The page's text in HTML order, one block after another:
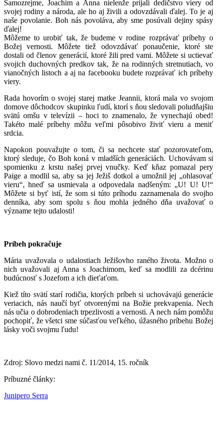
Samozrejme, Joachim a Anna nielenže prijali dedičstvo viery od
svojej rodiny a národa, ale ho aj živili a odovzdávali ďalej. To je aj
naše povolanie. Boh nás povoláva, aby sme posúvali dejiny spásy
ďalej!
Môžeme to urobiť tak, že budeme v rodine rozprávať príbehy o
Božej vernosti. Môžete tiež odovzdávať ponaučenie, ktoré ste
dostali od členov generácií, ktoré žili pred vami. Môžete si uctievať
svojich duchovných predkov tak, že na rodinných stretnutiach, vo
vianočných listoch a aj na facebooku budete rozprávať ich príbehy
viery.
Rada hovorím o svojej starej matke Jeannii, ktorá mala vo svojom
domove dôchodcov skupinku ľudí, ktorí s ňou sledovali poludňajšiu
svätú omšu v televízii – hoci to znamenalo, že vynechajú obed!
Takéto malé príbehy môžu veľmi pôsobivo živiť vieru a meniť
srdcia.
Napokon pouvažujte o tom, či sa nechcete stať pozorovateľom,
ktorý sleduje, čo Boh koná v mladších generáciách. Uchovávam si
spomienku z krstu našej prvej vnučky. Keď kňaz pomazal pery
Paige a modlil sa, aby sa jej Ježiš dotkol a umožnil jej „ohlasovať
vieru“, hneď sa usmievala a odpovedala nadšeným: „U! U! U!“
Môžete si byť istí, že som si túto príhodu zaznamenala do svojho
denníka, aby som spolu s ňou mohla jedného dňa uvažovať o
význame tejto udalosti!
Príbeh pokračuje
Mária uvažovala o udalostiach Ježišovho raného života. Možno o
nich uvažovali aj Anna s Joachimom, keď sa modlili za dcérinu
budúcnosť s Jozefom a ich dieťaťom.
Kiež títo svätí starí rodičia, ktorých príbeh si uchovávajú generácie
veriacich, nás naučí byť otvorenými na Božie prekvapenia. Nech
nás učia o dobrodeniach trpezlivosti a vernosti. A nech nám pomôžu
pochopiť, že všetci sme súčasťou veľkého, úžasného príbehu Božej
lásky voči svojmu ľudu!
Zdroj: Slovo medzi nami č. 11/2014, 15. ročník
Príbuzné články:
Junipero Serra